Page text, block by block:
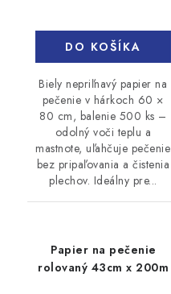
DO KOŠÍKA
Biely nepriľnavý papier na
pečenie v hárkoch 60 ×
80 cm, balenie 500 ks –
odolný voči teplu a
mastnote, uľahčuje pečenie
bez pripaľovania a čistenia
plechov. Ideálny pre...
Papier na pečenie
rolovaný 43cm x 200m